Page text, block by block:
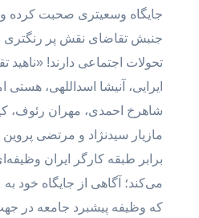
جایگاه وسعیتری صحبت کرده و
جنبش تقاضای نقش پر رنگتری
تحولات اجتماعی دارند!
ایرایی، آنیشا اسداللهی،
شاهرخ احمدی، مهران رئوف،
مازیار سیدنژاد و مرتضی
برابر طبقه کارگر ایران
می‌کند؛ آگاهی از جایگاه خود
که وظیفه پیشبرد جامعه در